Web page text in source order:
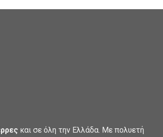
και σε όλη την Ελλάδα. Με πολυετή